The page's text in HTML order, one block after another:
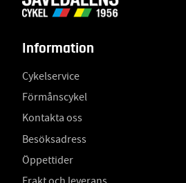
Information
Cykelservice
Förmånscykel
Kontakta oss
Besöksadress
Öppettider